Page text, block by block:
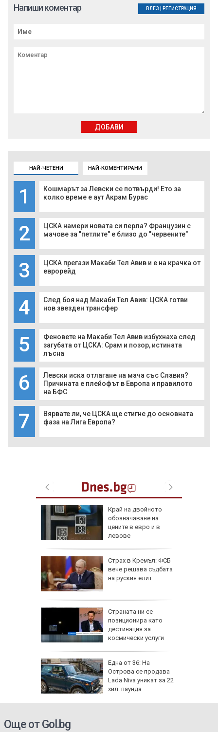
НАЙ-ЧЕТЕНИ НАЙ-КОМЕНТИРАНИ
1
Кошмарът за Левски се потвърди! Ето за
колко време е аут Акрам Бурас
2
ЦСКА намери новата си перла? Французин с
мачове за "петлите" е близо до "червените"
3
ЦСКА прегази Макаби Тел Авив и е на крачка от
еврорейд
4
След боя над Макаби Тел Авив: ЦСКА готви
нов звезден трансфер
5
Феновете на Макаби Тел Авив избухнаха след
загубата от ЦСКА: Срам и позор, истината
лъсна
6
Левски иска отлагане на мача със Славия?
Причината е плейофът в Европа и правилото
на БФС
7
Вярвате ли, че ЦСКА ще стигне до основната
фаза на Лига Европа?
Край на двойното
обозначаване на
цените в евро и в
левове
Страх в Кремъл: ФСБ
вече решава съдбата
на руския елит
Страната ни се
позиционира като
дестинация за
космически услуги
Една от 36: На
Острова се продава
Lada Niva уникат за 22
хил. паунда
Напиши коментар ВЛЕЗ РЕГИСТРАЦИЯ
ДОБАВИ
Още от Gol.bg